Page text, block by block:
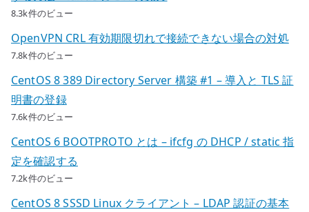
8.3k件のビュー
OpenVPN CRL 有効期限切れで接続できない場合の対処
7.8k件のビュー
CentOS 8 389 Directory Server 構築 #1 – 導入と TLS 証
明書の登録
7.6k件のビュー
CentOS 6 BOOTPROTO とは – ifcfg の DHCP / static 指
定を確認する
7.2k件のビュー
CentOS 8 SSSD Linux クライアント – LDAP 認証の基本